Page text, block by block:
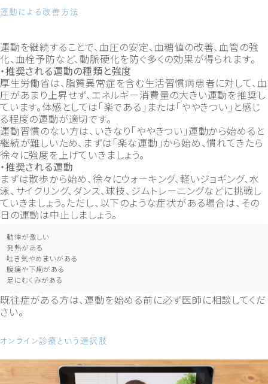
運動による改善方法
運動を継続することで、血圧の安定、血糖値の改善、血管の強
化、血栓予防など、動脈硬化を防ぐ多くの効果が得られます。
・推奨される運動の種類と強度
厚生労働省は、脂質異常症を含む生活習慣病患者に対して、血
圧があまり上昇せず、エネルギー消費量の大きい運動を推奨し
ています。体感としては「楽である」または「ややきつい」と感じ
る程度の運動が適切です。
運動習慣のない方は、いきなり「ややきつい」運動から始めると
継続が難しいため、まずは「楽な運動」から始め、慣れてきたら
徐々に強度を上げていきましょう。
・推奨される運動
まずは散歩から始め、徐々にウォーキング、軽いジョギング、水
泳、サイクリング、ダンス、球技、ジムトレーニングなどに挑戦し
ていきましょう。ただし、以下のような症状がある場合は、その
日の運動は中止しましょう。
動悸が激しい
発熱がある
吐き気やめまいがある
腹痛や下痢がある
足にむくみがある
既往症がある方は、運動を始める前に必ず医師に相談してくだ
さい。
オンライン診療という選択肢